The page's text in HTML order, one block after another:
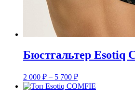
Бюстгальтер Esotiq
2 000 ₽ – 5 700 ₽Диапазон
цен:
2